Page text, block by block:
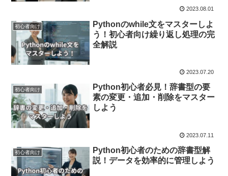
2023.08.01
初心者向け
Pythonのwhile文をマスターしよ
う！初心者向け繰り返し処理の完
全解説
2023.07.20
初心者向け
Python初心者必見！辞書型の要
素の変更・追加・削除をマスター
しよう
2023.07.11
初心者向け
Python初心者のための辞書型解
説！データを効率的に管理しよう